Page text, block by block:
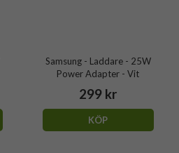
Samsung - Laddare - 25W
Power Adapter - Vit
299 kr
KÖP